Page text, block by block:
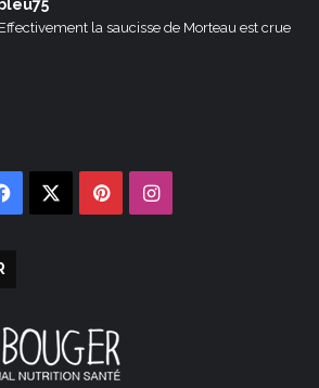
la saucisse de Morteau est crue
Facebook PinterestInstagram